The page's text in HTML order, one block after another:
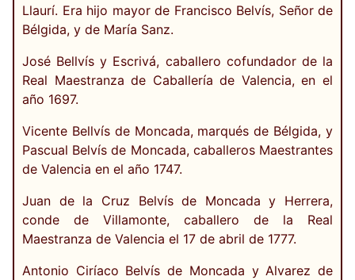
Llaurí. Era hijo mayor de Francisco Belvís, Señor de
Bélgida, y de María Sanz.
José Bellvís y Escrivá, caballero cofundador de la
Real Maestranza de Caballería de Valencia, en el
año 1697.
Vicente Bellvís de Moncada, marqués de Bélgida, y
Pascual Belvís de Moncada, caballeros Maestrantes
de Valencia en el año 1747.
Juan de la Cruz Belvís de Moncada y Herrera,
conde de Villamonte, caballero de la Real
Maestranza de Valencia el 17 de abril de 1777.
Antonio Ciríaco Belvís de Moncada y Alvarez de